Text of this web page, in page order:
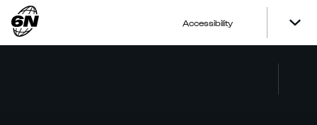
Accessibility